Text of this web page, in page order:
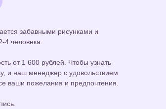
забавными рисунками и
человека.
от 1 600 рублей. Чтобы узнать
и наш менеджер с удовольствием
ваши пожелания и предпочтения.